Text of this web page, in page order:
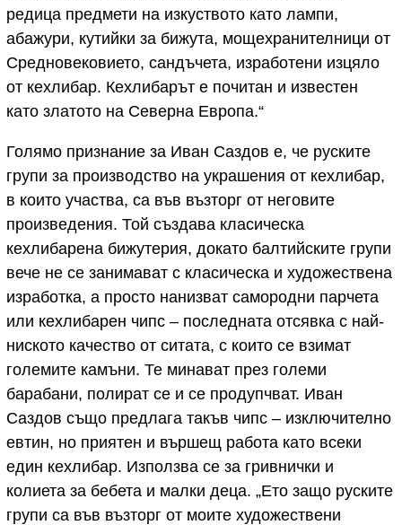
редица предмети на изкуството като лампи,
абажури, кутийки за бижута, мощехранителници от
Средновековието, сандъчета, изработени изцяло
от кехлибар. Кехлибарът е почитан и известен
като златото на Северна Европа.“
Голямо признание за Иван Саздов е, че руските
групи за производство на украшения от кехлибар,
в които участва, са във възторг от неговите
произведения. Той създава класическа
кехлибарена бижутерия, докато балтийските групи
вече не се занимават с класическа и художествена
изработка, а просто нанизват самородни парчета
или кехлибарен чипс – последната отсявка с най-
ниското качество от ситата, с които се взимат
големите камъни. Те минават през големи
барабани, полират се и се продупчват. Иван
Саздов също предлага такъв чипс – изключително
евтин, но приятен и вършещ работа като всеки
един кехлибар. Използва се за гривнички и
колиета за бебета и малки деца. „Ето защо руските
групи са във възторг от моите художествени